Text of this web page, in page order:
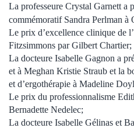
La professeure Crystal Garnett a
commémoratif Sandra Perlman à
Le prix d’excellence clinique de
Fitzsimmons par Gilbert Chartier;
La docteure Isabelle Gagnon a
et à Meghan Kristie Straub et la
et d’ergothérapie à Madeline
Le prix du professionnalisme
Bernadette Nedelec;
La docteure Isabelle Gélinas et